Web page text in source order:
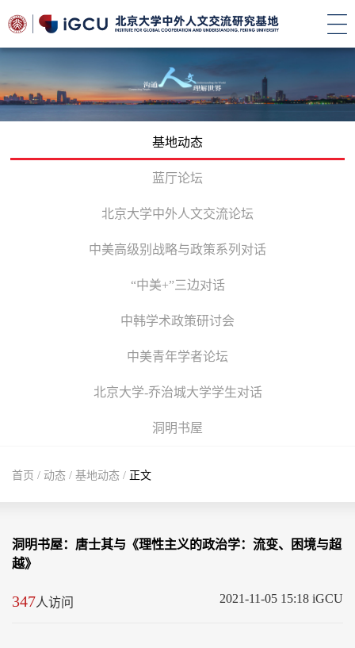
基地动态
蓝厅论坛
北京大学中外人文交流论坛
中美高级别战略与政策系列对话
“中美+”三边对话
中韩学术政策研讨会
中美青年学者论坛
北京大学-乔治城大学学生对话
洞明书屋
首页 / 动态 / 基地动态 / 正文
洞明书屋：唐士其与《理性主义的政治学：流变、困境与超
越》
2021-11-05 15:18 iGCU
347人访问